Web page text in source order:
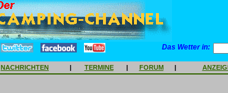
Das Wetter in:
NACHRICHTEN | TERMINE | FORUM |